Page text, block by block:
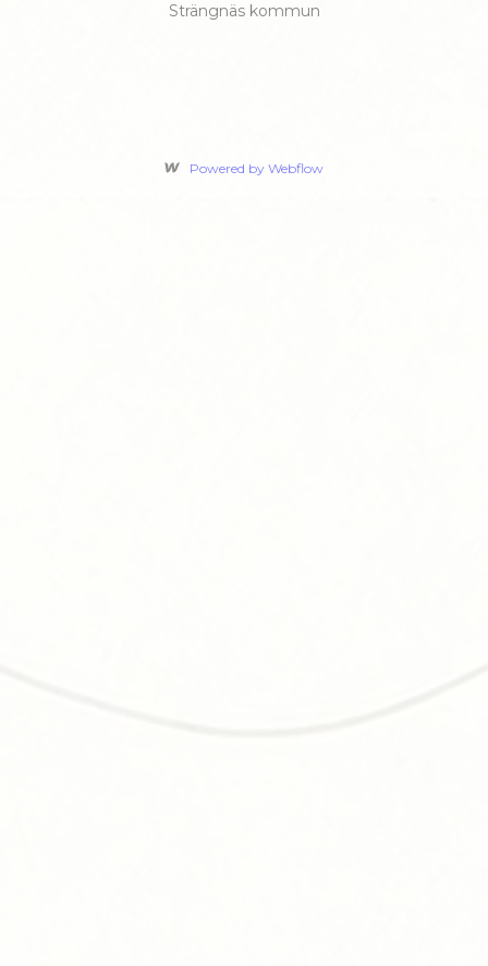
Strängnäs kommun
Powered by Webflow